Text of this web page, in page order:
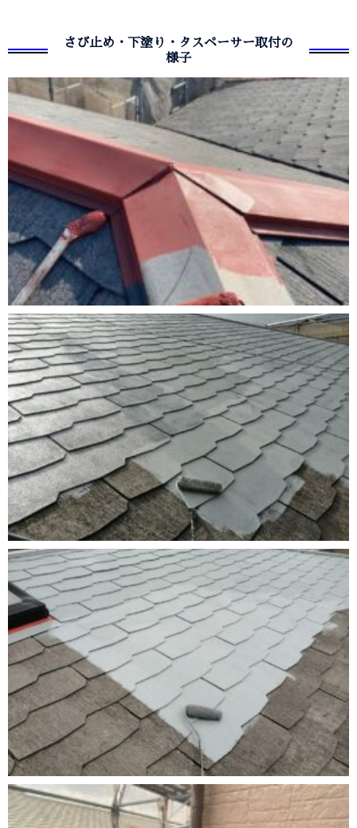
さび止め・下塗り・タスペーサー取付の
様子